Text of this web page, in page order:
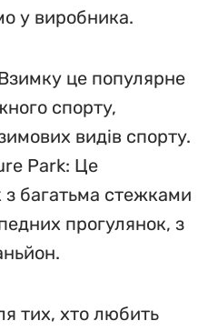
у виробника.
це популярне
спорту,
видів спорту.
Park: Це
багатьма стежками
прогулянок, з
тих, хто любить